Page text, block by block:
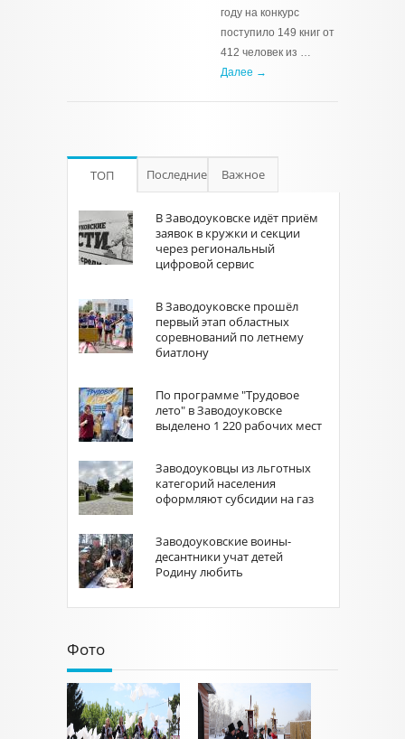
году на конкурс
поступило 149 книг от
412 человек из …
Далее →
ТОП Последние Важное
В Заводоуковске идёт приём
заявок в кружки и секции
через региональный
цифровой сервис
В Заводоуковске прошёл
первый этап областных
соревнований по летнему
биатлону
По программе "Трудовое
лето" в Заводоуковске
выделено 1 220 рабочих мест
Заводоуковцы из льготных
категорий населения
оформляют субсидии на газ
Заводоуковские воины-
десантники учат детей
Родину любить
Фото